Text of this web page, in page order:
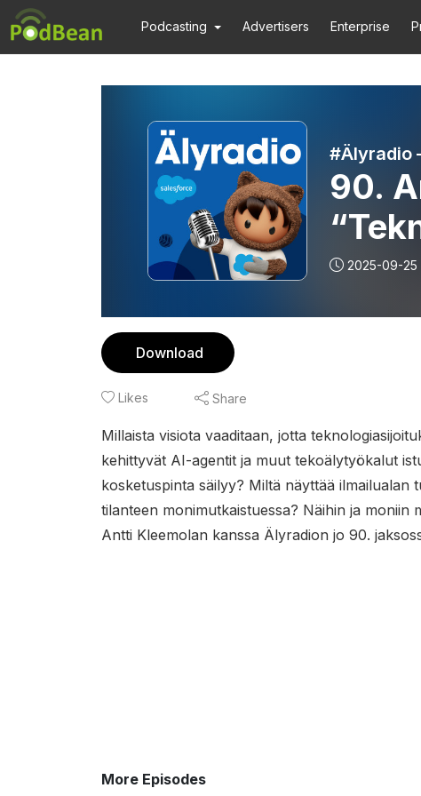
Podcasting Advertisers Enterprise
#Älyradio
90.
2025-09-25
Download
Likes Share
Millaista visiota vaaditaan, jotta
kehittyvät AI-agentit ja muut tekoälytyökalut
kosketuspinta säilyy? Miltä näyttää ilmailualan
tilanteen monimutkaistuessa? Näihin ja moniin
Antti Kleemolan kanssa Älyradion jo 90.
More Episodes